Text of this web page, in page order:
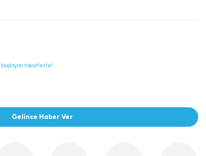
başlayan taksitlerle!
Gelince Haber Ver